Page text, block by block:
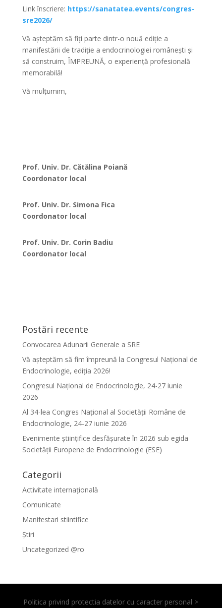
Link înscriere: https://sanatatea.events/congres-
sre2026/
Vă așteptăm să fiți parte dintr-o nouă ediție a
manifestării de tradiție a endocrinologiei românești și
să construim, ÎMPREUNĂ, o experiență profesională
memorabilă!
Vă mulțumim,
Prof. Univ. Dr. Cătălina Poiană
Coordonator local
Prof. Univ. Dr. Simona Fica
Coordonator local
Prof. Univ. Dr. Corin Badiu
Coordonator local
Postări recente
Convocarea Adunarii Generale a SRE
Vă așteptăm să fim împreună la Congresul Național de
Endocrinologie, ediția 2026!
Congresul Național de Endocrinologie, 24-27 iunie
2026
Al 34-lea Congres Național al Societății Române de
Endocrinologie, 24-27 iunie 2026
Evenimente ştiinţifice desfăşurate în 2026 sub egida
Societăţii Europene de Endocrinologie (ESE)
Categorii
Activitate internațională
Comunicate
Manifestari stiintifice
Știri
Uncategorized @ro
Politica privind protectia datelor cu caracter personal >